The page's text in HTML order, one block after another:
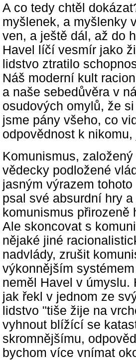
A co tedy chtěl
myšlenek, a myšlenky
ven, a ještě dál, až do
Havel líčí vesmír jako
lidstvo ztratilo
Náš moderní kult
a naše sebedůvěra v
osudových omylů, že
jsme pány všeho, co
odpovědnost k
Komunismus,
vědecky podložené
jasným výrazem
psal své absurdní hry
komunismus přirozeně
Ale skoncovat s
nějaké jiné
nadvlády, zrušit
výkonnějším
neměl Havel v úmyslu.
jak řekl v jednom ze
lidstvo "tiše žije na
vyhnout blížící se
skromnějšímu,
bychom více vnímat